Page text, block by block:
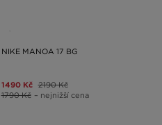
NIKE MANOA 17 BG
1490 Kč 2190 Kč
1790 Kč – nejnižší cena